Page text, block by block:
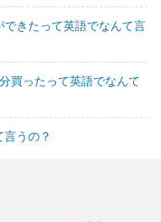
きたって英語でなんて言
買ったって英語でなんて
うの？